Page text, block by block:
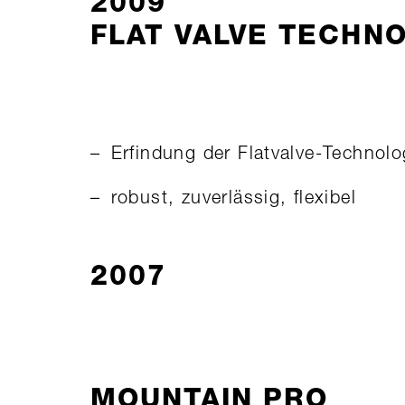
FLAT VALVE
Erfindung der Flatvalve-
robust, zuverlässig, flexibel
2007
MOUNTAIN PRO